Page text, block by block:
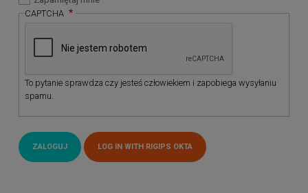
CAPTCHA
To pytanie sprawdza czy jesteś człowiekiem i zapobiega wysyłaniu
spamu.